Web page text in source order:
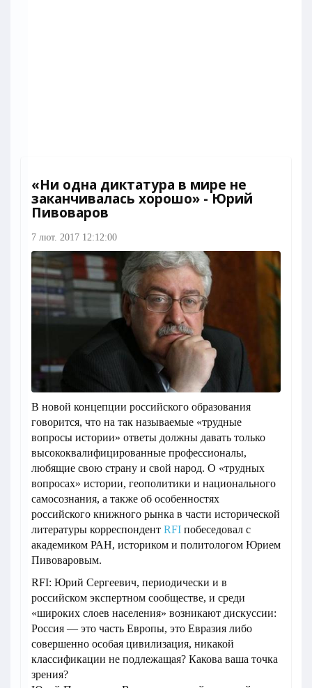
«Ни одна диктатура в мире не
заканчивалась хорошо» - Юрий
Пивоваров
7 лют. 2017 12:12:00
В новой концепции российского образования
говорится, что на так называемые «трудные
вопросы истории» ответы должны давать только
высококвалифицированные профессионалы,
любящие свою страну и свой народ. О «трудных
вопросах» истории, геополитики и национального
самосознания, а также об особенностях
российского книжного рынка в части исторической
литературы корреспондент RFI побеседовал с
академиком РАН, историком и политологом Юрием
Пивоваровым.
RFI: Юрий Сергеевич, периодически и в
российском экспертном сообществе, и среди
«широких слоев населения» возникают дискуссии:
Россия — это часть Европы, это Евразия либо
совершенно особая цивилизация, никакой
классификации не подлежащая? Какова ваша точка
зрения?